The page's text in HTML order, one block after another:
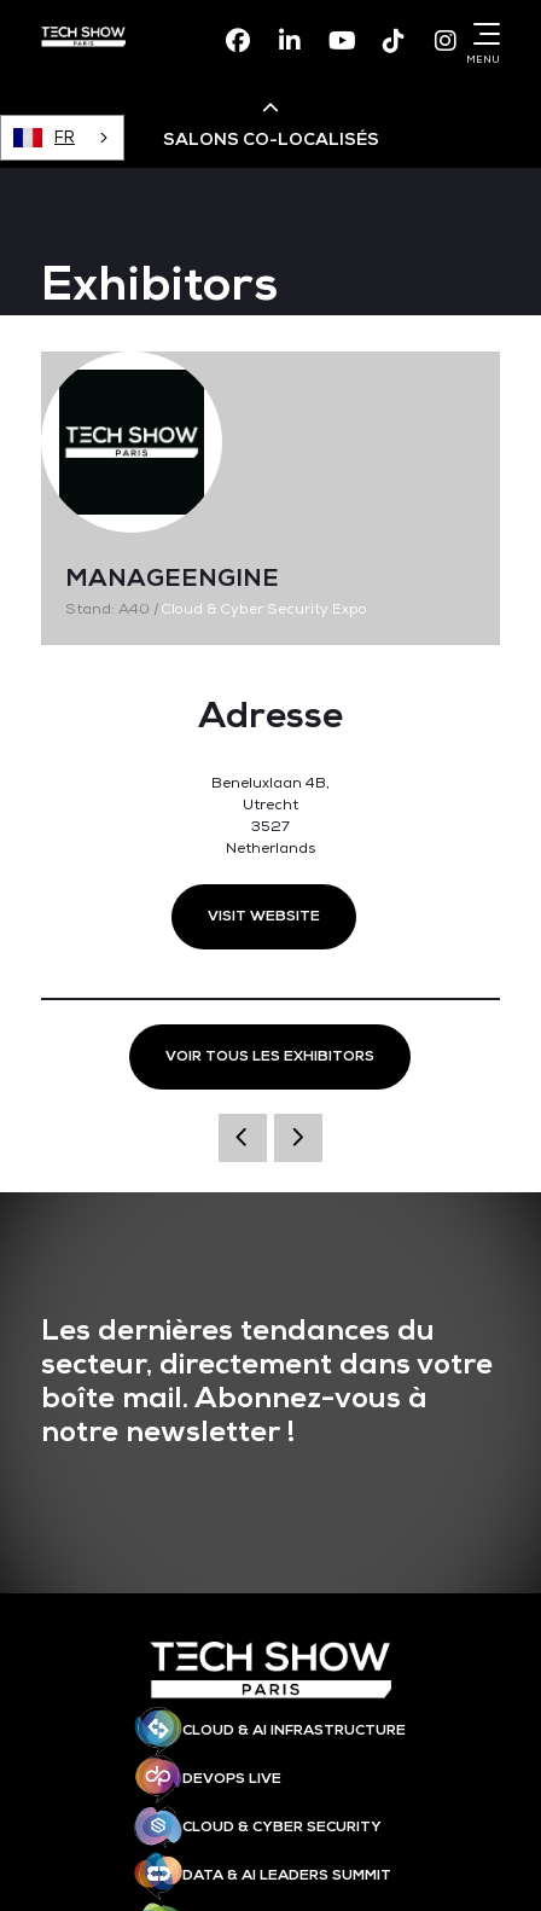
FacebookLinkedinYoutubeTikTok
MENU
FR SALONS CO-LOCALISÉS
Devops Live
Cloud & Cyber Security
Data & AI Leaders Summit
Data Centre World
Exhibitors
MANAGEENGINE
Stand: A40 |Cloud & Cyber Security Expo
Adresse
Beneluxlaan 4B,
Utrecht
3527
Netherlands
VISIT WEBSITE
VOIR TOUS LES EXHIBITORS
Les dernières tendances du
secteur, directement dans votre
boîte mail. Abonnez-vous à
notre newsletter !
CLOUD & AI INFRASTRUCTURE
DEVOPS LIVE
CLOUD & CYBER SECURITY
DATA & AI LEADERS SUMMIT